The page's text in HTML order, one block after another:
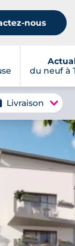
nous
du neuf à
Livraison